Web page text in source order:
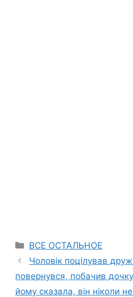
Categories
ВСЕ ОСТАЛЬНОЕ
Чоловік поцілував
повернувся, побачив
йому сказала, він ніколи